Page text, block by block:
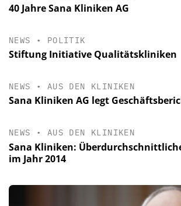
40 Jahre Sana Kliniken AG
NEWS • POLITIK
Stiftung Initiative Qualitätskliniken
NEWS • AUS DEN KLINIKEN
Sana Kliniken AG legt
NEWS • AUS DEN KLINIKEN
Sana Kliniken:
im Jahr 2014